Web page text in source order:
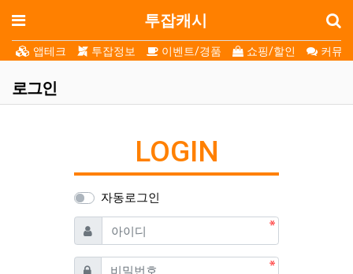
메뉴 투잡캐시
앱테크 투잡정보 이벤트/경품 쇼핑/할인 커뮤
로그인
LOGIN
자동로그인
아이디
필수
비밀번호필수